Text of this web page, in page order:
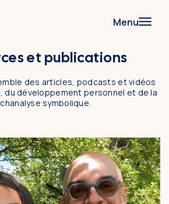
Menu
de couple
& consulting
et supervision
de couple
et publications
des articles, podcasts et vidéos
du développement personnel et de la
symbolique.